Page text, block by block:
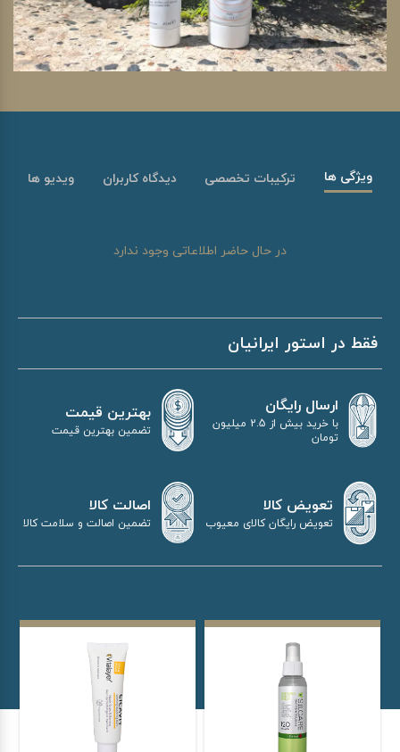
ویژگی ها ترکیبات تخصصی دیدگاه کاربران ویدیو ها
در حال حاضر اطلاعاتی وجود ندارد
فقط در استور ایرانیان
ارسال رایگان
با خرید بیش از 2.5 میلیون
تومان
بهترین قیمت
تضمین بهترین قیمت
تعویض کالا
تعویض رایگان کالای معیوب
اصالت کالا
تضمین اصالت و سلامت کالا